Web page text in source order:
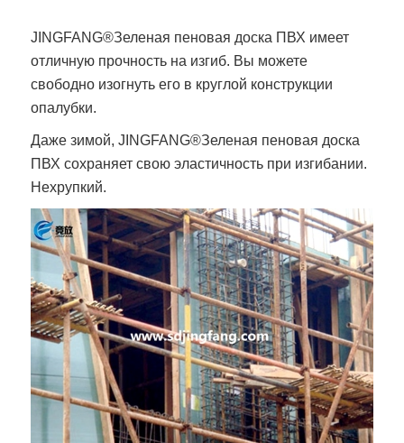
JINGFANG®Зеленая пеновая доска ПВХ имеет
отличную прочность на изгиб. Вы можете
свободно изогнуть его в круглой конструкции
опалубки.
Даже зимой,JINGFANG®Зеленая пеновая доска
ПВХ сохраняет свою эластичность при изгибании.
Нехрупкий.